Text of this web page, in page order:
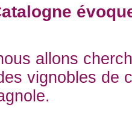
allons
vignobles de